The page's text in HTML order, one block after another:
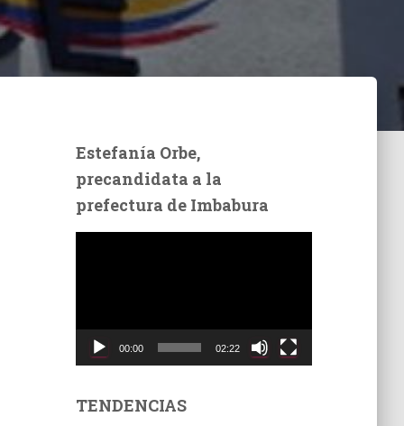
Estefanía Orbe,
precandidata a la
prefectura de Imbabura
t
00:00 02:22
TENDENCIAS